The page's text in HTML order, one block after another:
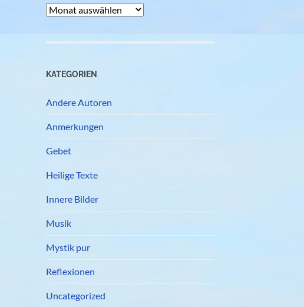
Frühere
KATEGORIEN
Andere Autoren
Anmerkungen
Gebet
Heilige Texte
Innere Bilder
Musik
Mystik pur
Reflexionen
Uncategorized